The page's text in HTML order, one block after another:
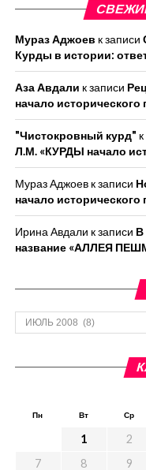
Мураз Аджоев к записи
Курды в истории:
Аза Авдали к записи
начало исторического
"Чистокровный курд"
Л.М. «КУРДЫ начало
Мураз Аджоевк записи
начало исторического
Ирина Авдали к записи В
название «АЛЛЕЯ
Архивы
Пн Вт Ср
1 2
7
8 9